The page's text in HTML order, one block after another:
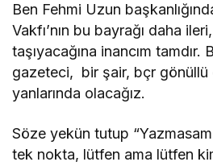
Ben Fehmi Uzun
Vakfı’nın bu bayrağı daha
taşıyacağına inancım tamdır.
gazeteci, bir şair, bçr gönüllü
yanlarında olacağız.
Söze yekün tutup
tek nokta, lütfen ama lütfen